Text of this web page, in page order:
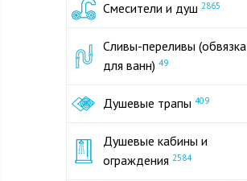
Смесители и душ 2865
Сливы-переливы (обвязка
для ванн) 49
Душевые трапы 409
Душевые кабины и
ограждения 2584